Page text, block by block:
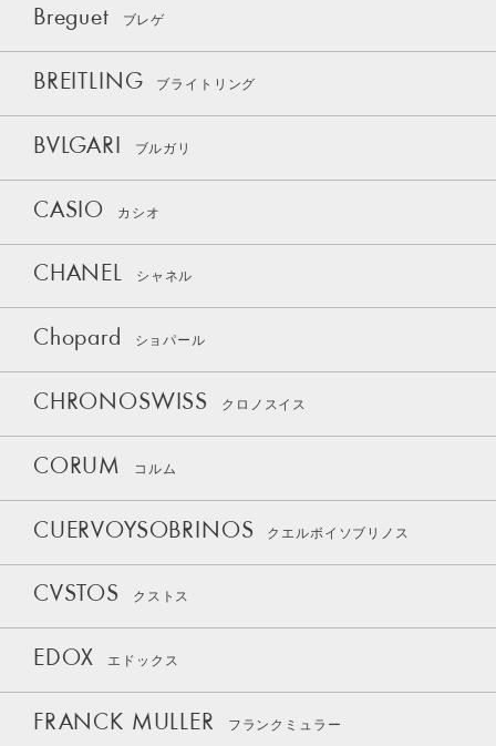
Breguet ブレゲ
BREITLING ブライトリング
BVLGARI ブルガリ
CASIO カシオ
CHANEL シャネル
Chopard ショパール
CHRONOSWISS クロノスイス
CORUM コルム
CUERVOYSOBRINOS クエルボイソブリノス
CVSTOS クストス
EDOX エドックス
FRANCK MULLER フランクミュラー